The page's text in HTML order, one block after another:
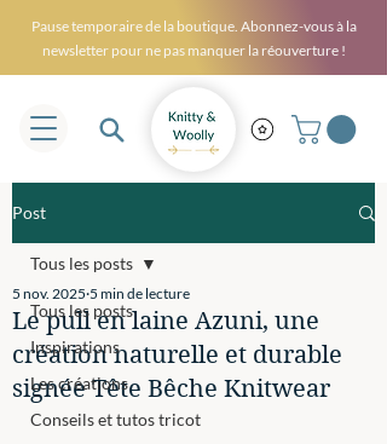
Pause temporaire de la boutique. Abonnez-vous à la
newsletter pour ne pas manquer la réouverture !
Post
Tous les posts
Inspirations
Les créations
Conseils et tutos tricot
Tous les posts
Le pull en laine Azuni, une
création naturelle et durable
signée Tête Bêche Knitwear
5 nov. 2025 5 min de lecture